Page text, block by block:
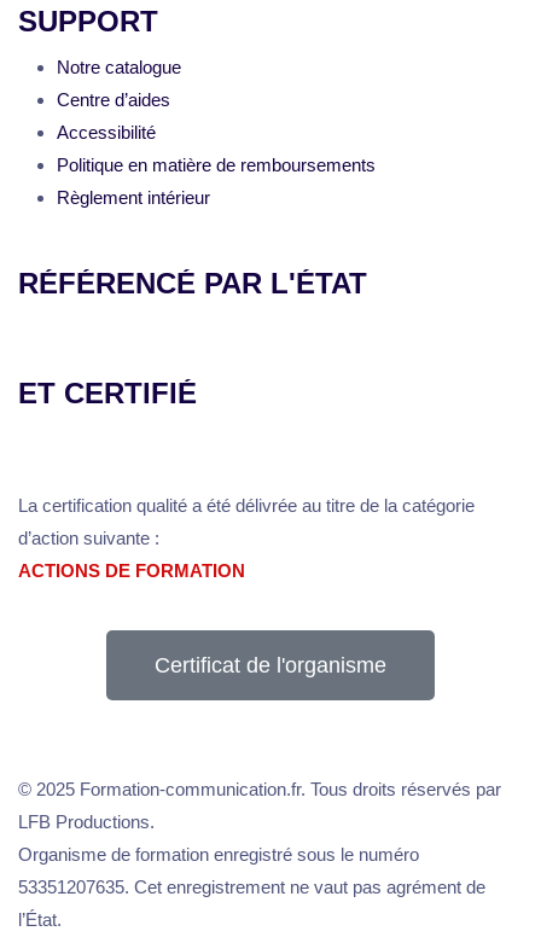
SUPPORT
Notre catalogue
Centre d’aides
Accessibilité
Politique en matière de remboursements
Règlement intérieur
RÉFÉRENCÉ PAR L'ÉTAT
ET CERTIFIÉ
La certification qualité a été délivrée au titre de la catégorie
d’action suivante :
ACTIONS DE FORMATION
Certificat de l'organisme
© 2025 Formation-communication.fr. Tous droits réservés par
LFB Productions.
Organisme de formation enregistré sous le numéro
53351207635. Cet enregistrement ne vaut pas agrément de
l’État.